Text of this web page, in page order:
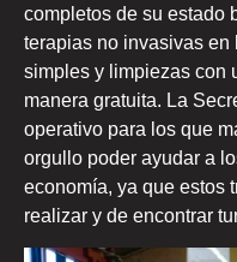
completos de su estado
terapias no invasivas en
simples y limpiezas con
manera gratuita. La
operativo para los que
orgullo poder ayudar a
economía, ya que estos
realizar y de encontrar